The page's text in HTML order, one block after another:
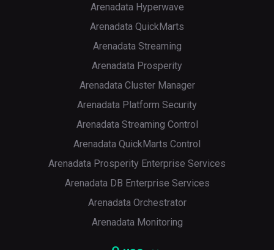
Arenadata Hyperwave
Arenadata QuickMarts
Arenadata Streaming
Arenadata Prosperity
Arenadata Cluster Manager
Arenadata Platform Security
Arenadata Streaming Control
Arenadata QuickMarts Control
Arenadata Prosperity Enterprise Services
Arenadata DB Enterprise Services
Arenadata Orchestrator
Arenadata Monitoring